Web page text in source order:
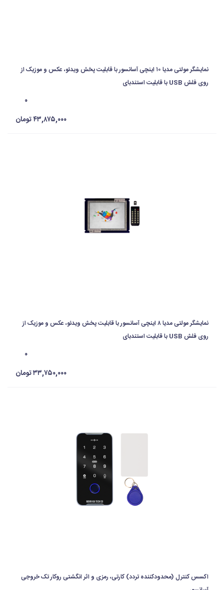
نمایشگر مولتی مدیا ۱۰ اینچی آسانسور با قابلیت پخش ویدئو، عکس و موزیک از
روی فلش USB با قابلیت استندبای
۰
۴۳,۸۷۵,۰۰۰ تومان
نمایشگر مولتی مدیا ۸ اینچی آسانسور با قابلیت پخش ویدئو، عکس و موزیک از
روی فلش USB با قابلیت استندبای
۰
۳۳,۷۵۰,۰۰۰ تومان
اکسس کنترل (محدودکننده تردد) کارتی، رمزی و اثر انگشتی روکار تک خروجی